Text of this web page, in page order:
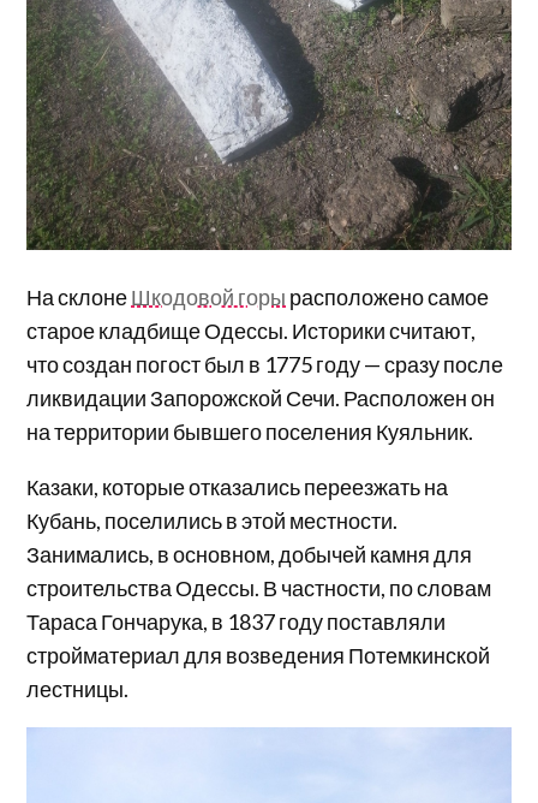
На склонеШкодовой горы расположено самое
старое кладбище Одессы. Историки считают,
что создан погост был в 1775 году — сразу после
ликвидации Запорожской Сечи. Расположен он
на территории бывшего поселения Куяльник.
Казаки, которые отказались переезжать на
Кубань, поселились в этой местности.
Занимались, в основном, добычей камня для
строительства Одессы. В частности, по словам
Тараса Гончарука, в 1837 году поставляли
стройматериал для возведения Потемкинской
лестницы.